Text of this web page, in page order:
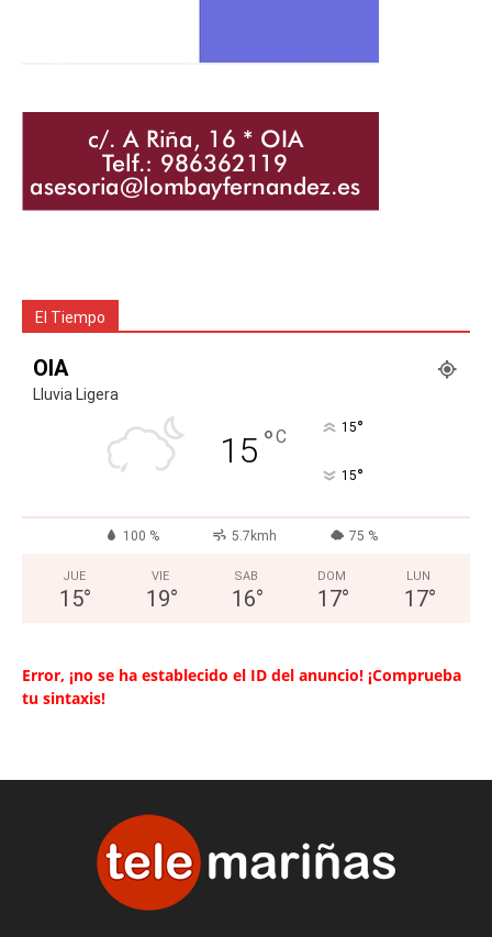
El Tiempo
OIA
Lluvia Ligera
15 °C 15°
15°
100 % 5.7kmh 75 %
JUE
15°
VIE
19°
SAB
16°
DOM
17°
LUN
17°
Error, ¡no se ha establecido el ID del anuncio! ¡Comprueba
tu sintaxis!